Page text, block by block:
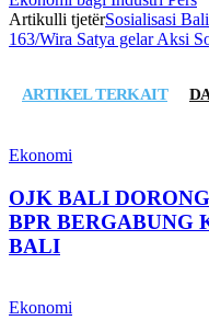
Artikulli tjetërSosialisasi
163/Wira Satya gelar Aksi
ARTIKEL TERKAIT
Ekonomi
OJK BALI
BPR BERGABUNG
BALI
Ekonomi